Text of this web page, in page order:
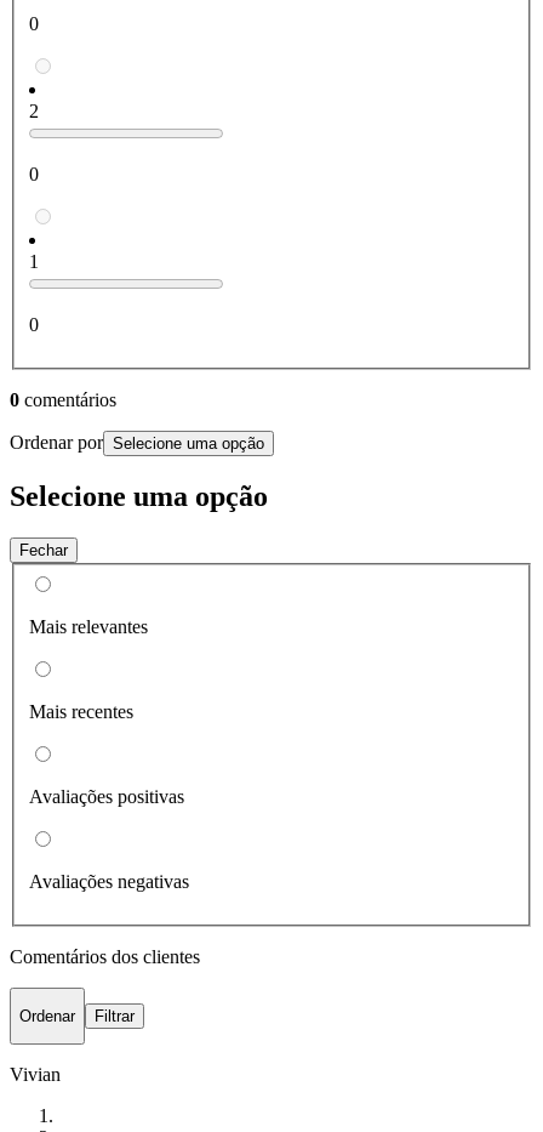
0
2
0
1
0
0 comentários
Ordenar por Selecione uma opção
Selecione uma opção
Fechar
Mais relevantes
Mais recentes
Avaliações positivas
Avaliações negativas
Comentários dos clientes
Ordenar Filtrar
Vivian